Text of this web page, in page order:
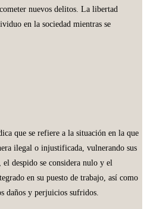
nuevos delitos. La libertad
en la sociedad mientras se
que se refiere a la situación en la que
ilegal o injustificada, vulnerando sus
el despido se considera nulo y el
en su puesto de trabajo, así como
daños y perjuicios sufridos.